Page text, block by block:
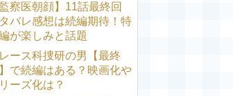
監察医朝顔】11話最終回
バレ感想は続編期待！特
が楽しみと話題
レース科捜研の男【最終
で続編はある？映画化や
ーズ化は？